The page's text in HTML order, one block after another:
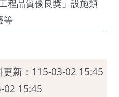
工程品質優良獎」設施類
等
更新：115-03-02 15:45
02 15:45